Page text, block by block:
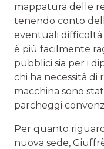
mappatura delle
tenendo conto
eventuali difficoltà
è più facilmente
pubblici sia per i
chi ha necessità di
macchina sono
parcheggi
Per quanto
nuova sede,